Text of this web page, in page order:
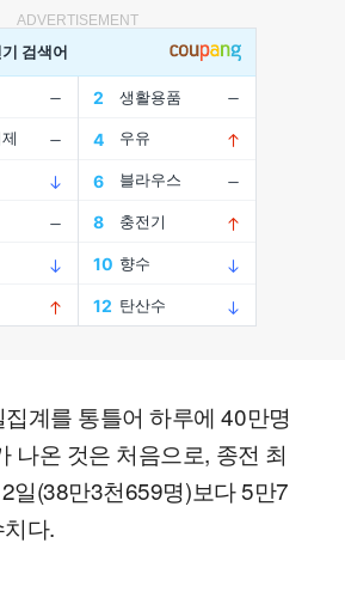
ADVERTISEMENT
계를 통틀어 하루에 40만명
나온 것은 처음으로, 종전 최
일(38만3천659명)보다 5만7
다.